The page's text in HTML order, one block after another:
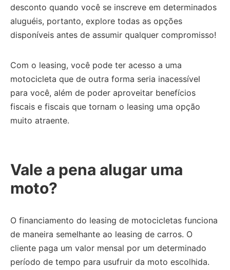
desconto quando você se inscreve em determinados
aluguéis, portanto, explore todas as opções
disponíveis antes de assumir qualquer compromisso!
Com o leasing, você pode ter acesso a uma
motocicleta que de outra forma seria inacessível
para você, além de poder aproveitar benefícios
fiscais e fiscais que tornam o leasing uma opção
muito atraente.
Vale a pena alugar uma
moto?
O financiamento do leasing de motocicletas funciona
de maneira semelhante ao leasing de carros. O
cliente paga um valor mensal por um determinado
período de tempo para usufruir da moto escolhida.